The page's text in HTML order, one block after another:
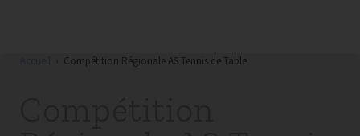
› Compétition Régionale AS Tennis de Table